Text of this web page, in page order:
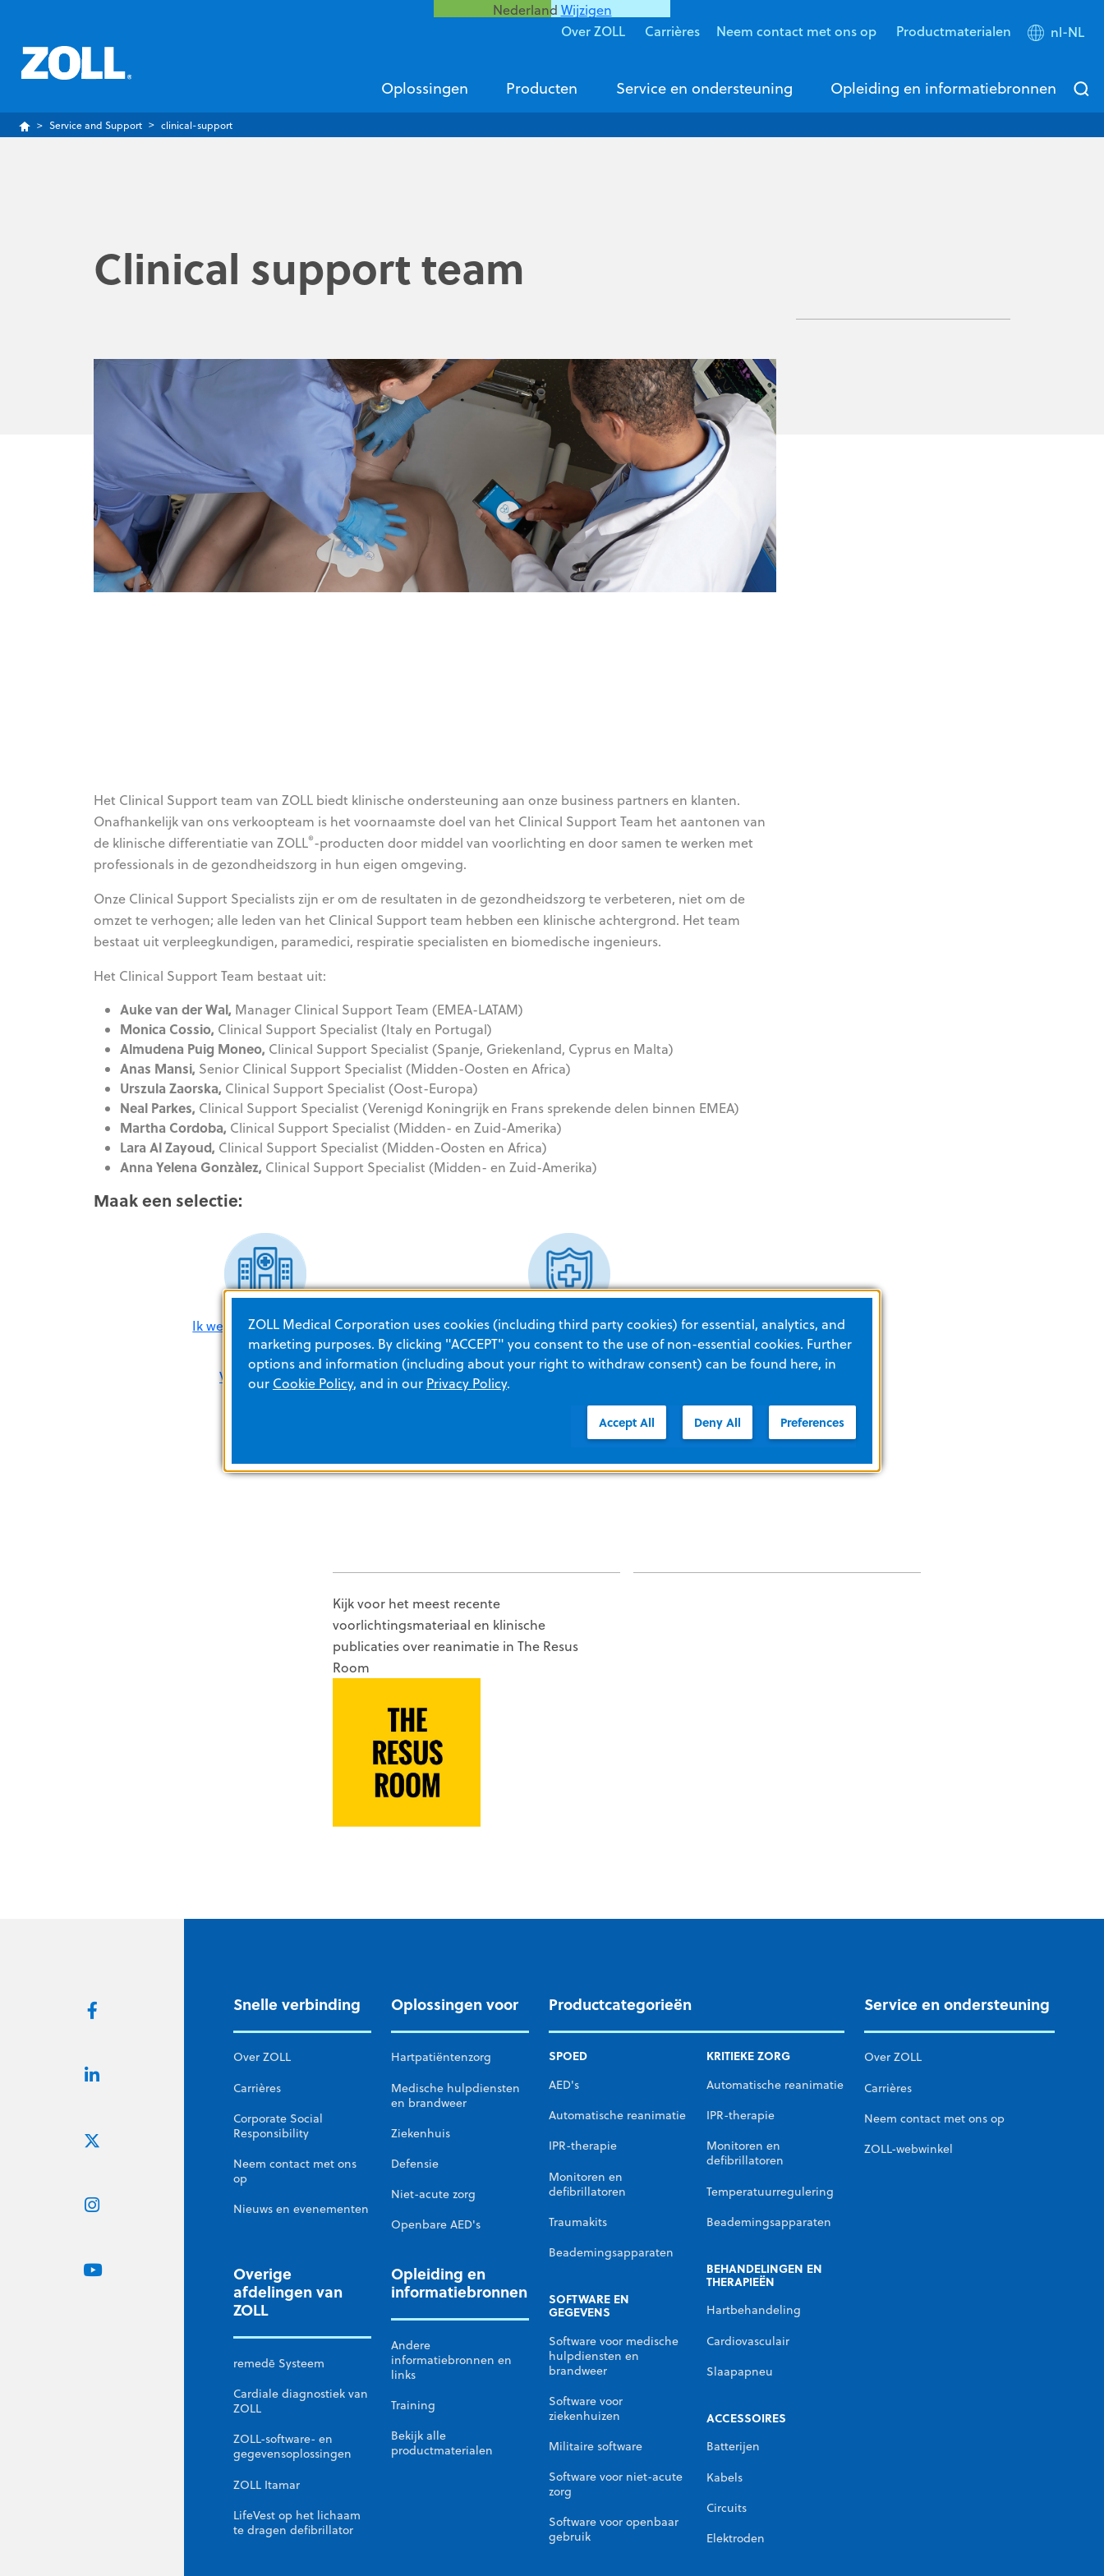
Nederland Wijzigen
Over ZOLL Carrières Neem contact met ons op Productmaterialen nl-NL
Oplossingen Producten Service en ondersteuning Opleiding en informatiebronnen
Service and Support clinical-support
Clinical support team
Het Clinical Support team van ZOLL biedt klinische ondersteuning aan onze business partners en klanten.
Onafhankelijk van ons verkoopteam is het voornaamste doel van het Clinical Support Team het aantonen van
de klinische differentiatie van ZOLL®-producten door middel van voorlichting en door samen te werken met
professionals in de gezondheidszorg in hun eigen omgeving.
Onze Clinical Support Specialists zijn er om de resultaten in de gezondheidszorg te verbeteren, niet om de
omzet te verhogen; alle leden van het Clinical Support team hebben een klinische achtergrond. Het team
bestaat uit verpleegkundigen, paramedici, respiratie specialisten en biomedische ingenieurs.
Het Clinical Support Team bestaat uit:
Auke van der Wal, Manager Clinical Support Team (EMEA-LATAM)
Monica Cossio, Clinical Support Specialist (Italy en Portugal)
Almudena Puig Moneo, Clinical Support Specialist (Spanje, Griekenland, Cyprus en Malta)
Anas Mansi, Senior Clinical Support Specialist (Midden-Oosten en Africa)
Urszula Zaorska, Clinical Support Specialist (Oost-Europa)
Neal Parkes, Clinical Support Specialist (Verenigd Koningrijk en Frans sprekende delen binnen EMEA)
Martha Cordoba, Clinical Support Specialist (Midden- en Zuid-Amerika)
Lara Al Zayoud, Clinical Support Specialist (Midden-Oosten en Africa)
Anna Yelena Gonzàlez, Clinical Support Specialist (Midden- en Zuid-Amerika)
Maak een selectie:
Ik werk in het ziekenhuis Ik werk binnen een ambulancedienst
Voor meer informatie, neem contact op met het Clinical Support Team.
Kijk voor het meest recente
voorlichtingsmateriaal en klinische
publicaties over reanimatie in The Resus
Room
Snelle verbinding
Over ZOLL
Carrières
Corporate Social
Responsibility
Neem contact met ons
op
Nieuws en evenementen
Oplossingen voor
Hartpatiëntenzorg
Medische hulpdiensten
en brandweer
Ziekenhuis
Defensie
Niet-acute zorg
Openbare AED's
Overige
afdelingen van
ZOLL
remedē Systeem
Cardiale diagnostiek van
ZOLL
ZOLL-software- en
gegevensoplossingen
ZOLL Itamar
LifeVest op het lichaam
te dragen defibrillator
Opleiding en
informatiebronnen
Andere
informatiebronnen en
links
Training
Bekijk alle
productmaterialen
Productcategorieën
SPOED
AED's
Automatische reanimatie
IPR-therapie
Monitoren en
defibrillatoren
Traumakits
Beademingsapparaten
KRITIEKE ZORG
Automatische reanimatie
IPR-therapie
Monitoren en
defibrillatoren
Temperatuurregulering
Beademingsapparaten
BEHANDELINGEN EN
THERAPIEËN
Hartbehandeling
Cardiovasculair
Slaapapneu
SOFTWARE EN
GEGEVENS
Software voor medische
hulpdiensten en
brandweer
Software voor
ziekenhuizen
Militaire software
Software voor niet-acute
zorg
Software voor openbaar
gebruik
ACCESSOIRES
Batterijen
Kabels
Circuits
Elektroden
Service en ondersteuning
Over ZOLL
Carrières
Neem contact met ons op
ZOLL-webwinkel
ZOLL Medical Corporation uses cookies (including third party cookies) for essential, analytics, and
marketing purposes. By clicking "ACCEPT" you consent to the use of non-essential cookies. Further
options and information (including about your right to withdraw consent) can be found here, in
our Cookie Policy, and in our Privacy Policy.
Accept All Deny All Preferences